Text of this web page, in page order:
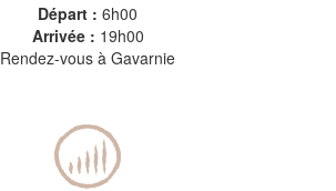
Départ : 6h00
Arrivée : 19h00
Rendez-vous à Gavarnie